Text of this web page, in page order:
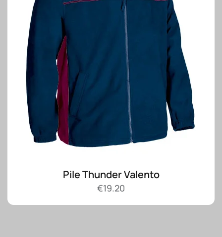
Pile Thunder Valento
€19.20